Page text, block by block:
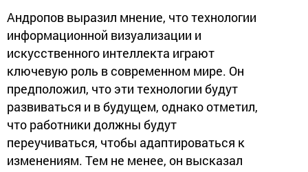
Андропов выразил мнение, что технологии
информационной визуализации и
искусственного интеллекта играют
ключевую роль в современном мире. Он
предположил, что эти технологии будут
развиваться и в будущем, однако отметил,
что работники должны будут
переучиваться, чтобы адаптироваться к
изменениям. Тем не менее, он высказал